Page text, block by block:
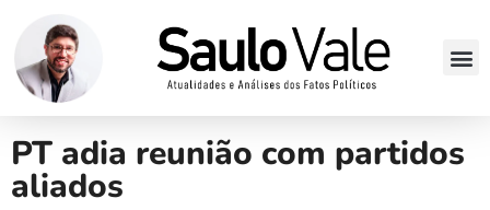
PT adia reunião com partidos
aliados